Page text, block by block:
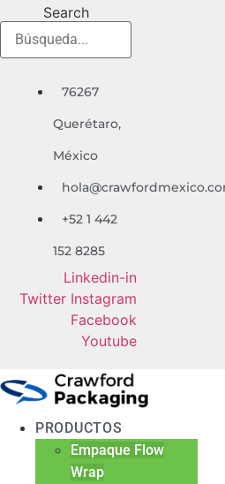
contenido
Search
76267
Querétaro,
México
+52 1 442
152 8285
Linkedin-in
Twitter Instagram
Facebook
Youtube
PRODUCTOS
Empaque Flow
Wrap